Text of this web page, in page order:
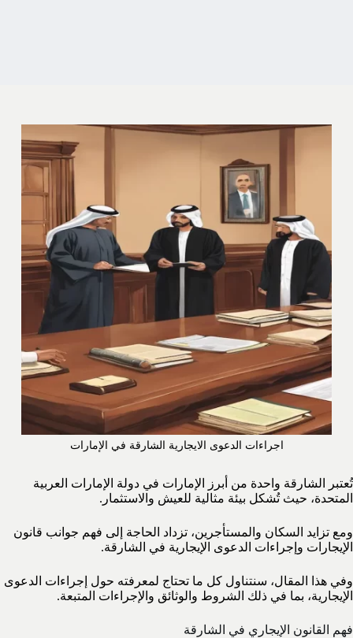
اجراءات الدعوى الايجارية الشارقة في الإمارات
تُعتبر الشارقة واحدة من أبرز الإمارات في دولة الإمارات العربية
المتحدة، حيث تُشكل بيئة مثالية للعيش والاستثمار.
ومع تزايد السكان والمستأجرين، تزداد الحاجة إلى فهم جوانب قانون
الإيجارات وإجراءات الدعوى الإيجارية في الشارقة.
وفي هذا المقال، سنتناول كل ما تحتاج لمعرفته حول إجراءات الدعوى
الإيجارية، بما في ذلك الشروط والوثائق والإجراءات المتبعة.
فهم القانون الإيجاري في الشارقة